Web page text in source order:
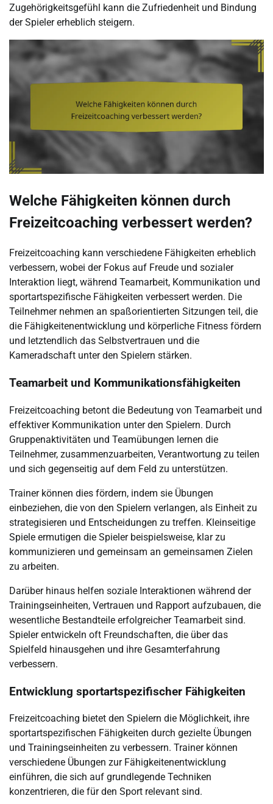
Zugehörigkeitsgefühl kann die Zufriedenheit und Bindung
der Spieler erheblich steigern.
Welche Fähigkeiten können durch
Freizeitcoaching verbessert werden?
Freizeitcoaching kann verschiedene Fähigkeiten erheblich
verbessern, wobei der Fokus auf Freude und sozialer
Interaktion liegt, während Teamarbeit, Kommunikation und
sportartspezifische Fähigkeiten verbessert werden. Die
Teilnehmer nehmen an spaßorientierten Sitzungen teil, die
die Fähigkeitenentwicklung und körperliche Fitness fördern
und letztendlich das Selbstvertrauen und die
Kameradschaft unter den Spielern stärken.
Teamarbeit und Kommunikationsfähigkeiten
Freizeitcoaching betont die Bedeutung von Teamarbeit und
effektiver Kommunikation unter den Spielern. Durch
Gruppenaktivitäten und Teamübungen lernen die
Teilnehmer, zusammenzuarbeiten, Verantwortung zu teilen
und sich gegenseitig auf dem Feld zu unterstützen.
Trainer können dies fördern, indem sie Übungen
einbeziehen, die von den Spielern verlangen, als Einheit zu
strategisieren und Entscheidungen zu treffen. Kleinseitige
Spiele ermutigen die Spieler beispielsweise, klar zu
kommunizieren und gemeinsam an gemeinsamen Zielen
zu arbeiten.
Darüber hinaus helfen soziale Interaktionen während der
Trainingseinheiten, Vertrauen und Rapport aufzubauen, die
wesentliche Bestandteile erfolgreicher Teamarbeit sind.
Spieler entwickeln oft Freundschaften, die über das
Spielfeld hinausgehen und ihre Gesamterfahrung
verbessern.
Entwicklung sportartspezifischer Fähigkeiten
Freizeitcoaching bietet den Spielern die Möglichkeit, ihre
sportartspezifischen Fähigkeiten durch gezielte Übungen
und Trainingseinheiten zu verbessern. Trainer können
verschiedene Übungen zur Fähigkeitenentwicklung
einführen, die sich auf grundlegende Techniken
konzentrieren, die für den Sport relevant sind.